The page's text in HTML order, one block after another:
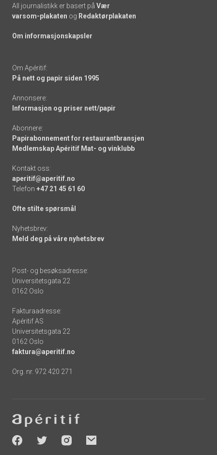
All journalistikk er basert på Vær
varsom-plakaten og Redaktørplakaten
Om informasjonskapsler
Om Apéritif:
På nett og papir siden 1995
Annonsere:
Informasjon og priser nett/papir
Abonnere:
Papirabonnement for restaurantbransjen
Medlemskap Apéritif Mat- og vinklubb
Kontakt oss:
aperitif@aperitif.no
Telefon +47 21 45 61 60
Ofte stilte spørsmål
Nyhetsbrev:
Meld deg på våre nyhetsbrev
Post- og besøksadresse:
Universitetsgata 22
0162 Oslo
Fakturaadresse:
Apéritif AS
Universitetsgata 22
0162 Oslo
faktura@aperitif.no
Org. nr. 972 420 271
-
socials